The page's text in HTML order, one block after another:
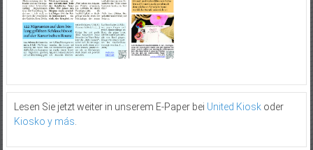
Lesen Sie jetzt weiter in unserem E-Paper bei United Kioskoder
Kiosko y más.